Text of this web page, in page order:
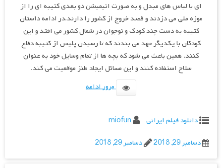
ای با لباس های مبدل و به صورت انیمیشن دو بعدی کتیبه ای را از
موزه ملی می دزدند و قصد خروج از کشور را دارند.در ادامه داستان
کتیبه به دست چند کودک و نوجوان در شمال کشور می افتد و این
کودکان با یکدیگر عهد می بندند که تا رسیدن پلیس از کتیبه دفاع
کنند. همین باعث می شود که بچه ها از تمام وسایل خود به عنوان
سلاح استفاده کنند و این مسائل ایجاد طنز موقعیت می کند.
مرور ادامه
دانلود فیلم ایرانی
miofun
دسامبر 29, 2018
دسامبر 29, 2018